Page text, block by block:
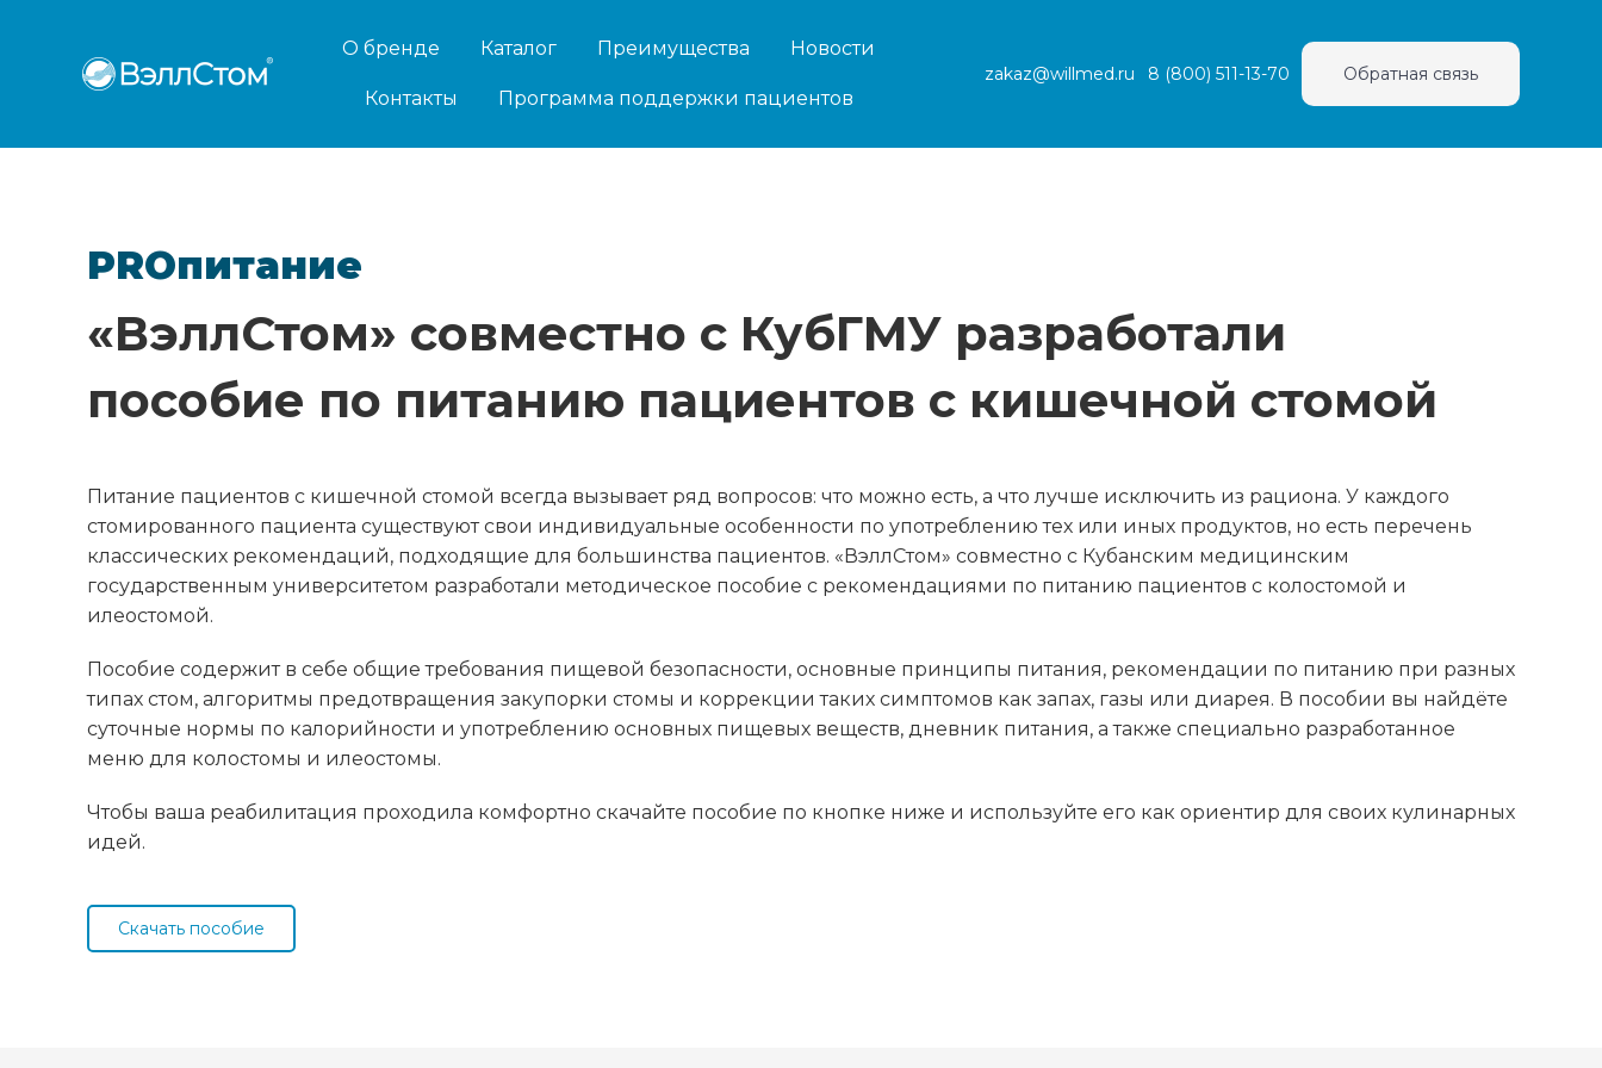
О бренде Каталог Преимущества Новости
Контакты Программа поддержки пациентов
zakaz@willmed.ru 8 (800) 511-13-70 Обратная связь
PROпитание
«ВэллСтом» совместно с КубГМУ разработали
пособие по питанию пациентов с кишечной стомой
Питание пациентов с кишечной стомой всегда вызывает ряд вопросов: что можно есть, а что лучше исключить из рациона. У каждого
стомированного пациента существуют свои индивидуальные особенности по употреблению тех или иных продуктов, но есть перечень
классических рекомендаций, подходящие для большинства пациентов. «ВэллСтом» совместно с Кубанским медицинским
государственным университетом разработали методическое пособие с рекомендациями по питанию пациентов с колостомой и
илеостомой.
Пособие содержит в себе общие требования пищевой безопасности, основные принципы питания, рекомендации по питанию при разных
типах стом, алгоритмы предотвращения закупорки стомы и коррекции таких симптомов как запах, газы или диарея. В пособии вы найдёте
суточные нормы по калорийности и употреблению основных пищевых веществ, дневник питания, а также специально разработанное
меню для колостомы и илеостомы.
Чтобы ваша реабилитация проходила комфортно скачайте пособие по кнопке ниже и используйте его как ориентир для своих кулинарных
идей.
Скачать пособие